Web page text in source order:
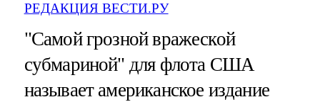
РЕДАКЦИЯ ВЕСТИ.РУ
"Самой грозной вражеской
субмариной" для флота США
называет американское издание